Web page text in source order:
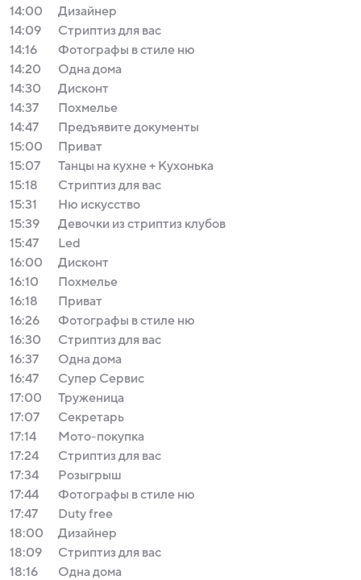
14:00
Дизайнер
14:09
Стриптиз для вас
14:16
Фотографы в стиле ню
14:20
Одна дома
14:30
Дисконт
14:37
Похмелье
14:47
Предъявите документы
15:00
Приват
15:07
Танцы на кухне + Кухонька
15:18
Стриптиз для вас
15:31
Ню искусство
15:39
Девочки из стриптиз клубов
15:47
Led
16:00
Дисконт
16:10
Похмелье
16:18
Приват
16:26
Фотографы в стиле ню
16:30
Стриптиз для вас
16:37
Одна дома
16:47
Супер Сервис
17:00
Труженица
17:07
Секретарь
17:14
Мото-покупка
17:24
Стриптиз для вас
17:34
Розыгрыш
17:44
Фотографы в стиле ню
17:47
Duty free
18:00
Дизайнер
18:09
Стриптиз для вас
18:16
Одна дома